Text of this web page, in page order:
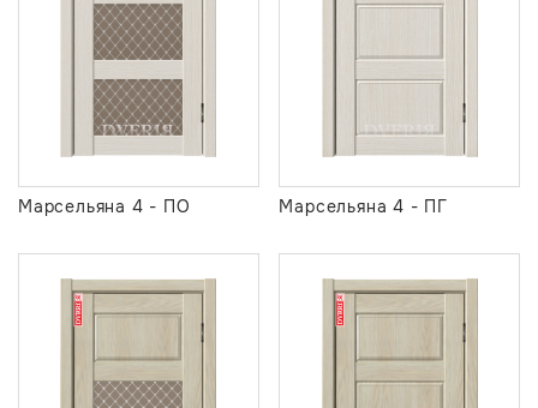
Марсельяна 4 - ПО Марсельяна 4 - ПГ